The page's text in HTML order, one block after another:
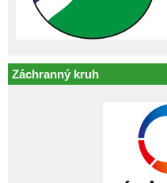
Záchranný kruh